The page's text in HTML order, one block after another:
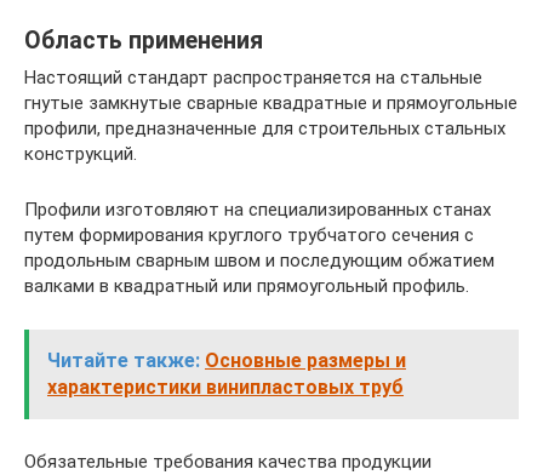
Область применения
Настоящий стандарт распространяется на стальные
гнутые замкнутые сварные квадратные и прямоугольные
профили, предназначенные для строительных стальных
конструкций.
Профили изготовляют на специализированных станах
путем формирования круглого трубчатого сечения с
продольным сварным швом и последующим обжатием
валками в квадратный или прямоугольный профиль.
Читайте также: Основные размеры и
характеристики винипластовых труб
Обязательные требования качества продукции